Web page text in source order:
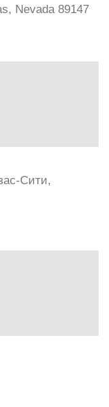
Nevada 89147
Сити,